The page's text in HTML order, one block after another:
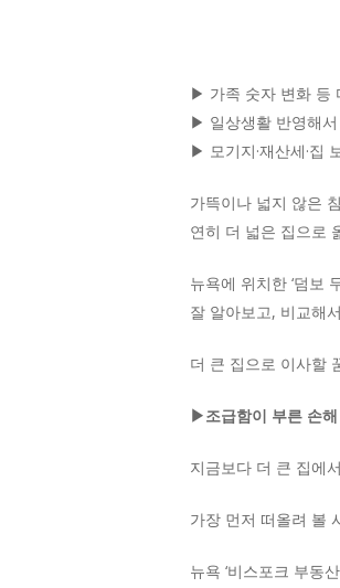
Hit enter to search or ESC to close
▶ 가족 숫자 변화 등
▶ 일상생활 반영해
▶ 모기지·재산세·집
가뜩이나 넓지 않은
연히 더 넓은 집으로
뉴욕에 위치한 ‘덤보
잘 알아보고, 비교해
더 큰 집으로 이사할
▶조급함이 부른 손해
지금보다 더 큰 집에
가장 먼저 떠올려 볼
뉴욕 ‘비스포크 부동